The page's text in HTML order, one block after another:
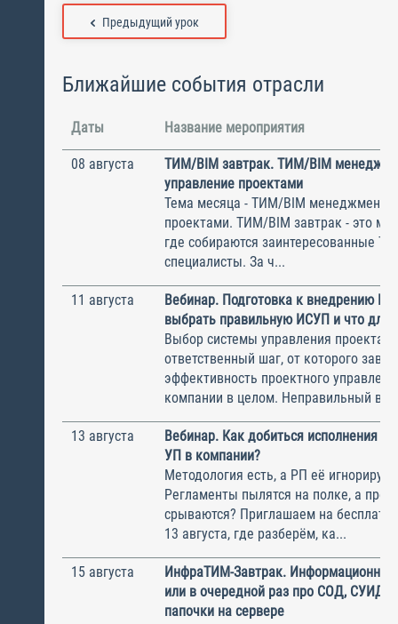
Предыдущий урок
Ближайшие события отрасли
Даты Название мероприятия
08 августа
ТИМ/BIM завтрак. ТИМ/BIM
управление проектами
Тема месяца - ТИМ/BIM менеджмент и
проектами. ТИМ/BIM завтрак - это
где собираются заинтересованные
специалисты. За ч...
11 августа
Вебинар. Подготовка к внедрению
выбрать правильную ИСУП и что для
Выбор системы управления
ответственный шаг, от которого
эффективность проектного
компании в целом. Неправильный
13 августа
Вебинар. Как добиться исполнения
УП в компании?
Методология есть, а РП её
Регламенты пылятся на полке, а
срываются? Приглашаем на
13 августа, где разберём, ка...
15 августа
ИнфраТИМ-Завтрак.
или в очередной раз про СОД, СУИД и
папочки на сервере